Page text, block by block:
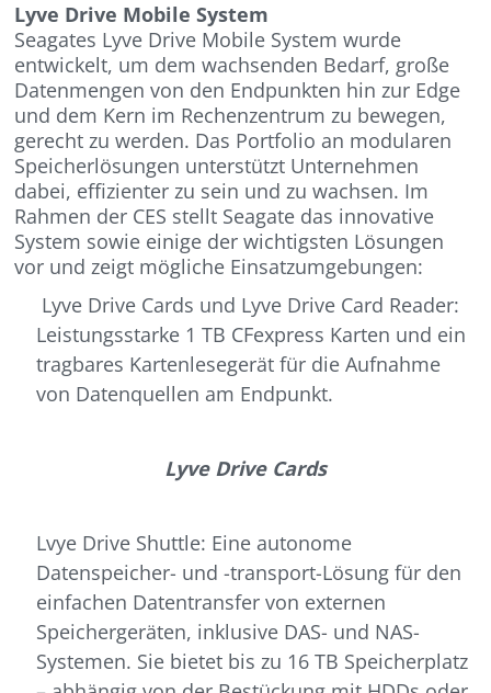
Lyve Drive Mobile System
Seagates Lyve Drive Mobile System wurde
entwickelt, um dem wachsenden Bedarf, große
Datenmengen von den Endpunkten hin zur Edge
und dem Kern im Rechenzentrum zu bewegen,
gerecht zu werden. Das Portfolio an modularen
Speicherlösungen unterstützt Unternehmen
dabei, effizienter zu sein und zu wachsen. Im
Rahmen der CES stellt Seagate das innovative
System sowie einige der wichtigsten Lösungen
vor und zeigt mögliche Einsatzumgebungen:
Lyve Drive Cards und Lyve Drive Card Reader:
Leistungsstarke 1 TB CFexpress Karten und ein
tragbares Kartenlesegerät für die Aufnahme
von Datenquellen am Endpunkt.
Lyve Drive Cards
Lvye Drive Shuttle: Eine autonome
Datenspeicher- und -transport-Lösung für den
einfachen Datentransfer von externen
Speichergeräten, inklusive DAS- und NAS-
Systemen. Sie bietet bis zu 16 TB Speicherplatz